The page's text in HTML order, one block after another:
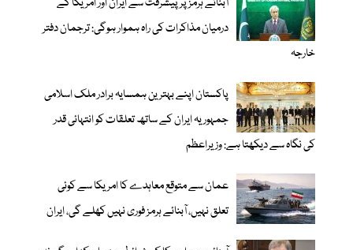
درمیان مذاکرات کی راہ ہموار ہوگی: ترجمان دفتر
خارجہ
پاکستان اپنے بہترین ہمسایہ برادر ملک اسلامی
جمہوریہ ایران کے ساتھ تعلقات کو انتہائی قدر
کی نگاہ سے دیکھتا ہے: وزیراعظم
عمان سے متوقع معاہدے کا امریکا سے کوئی
تعلق نہیں، آبنائے ہرمز فوری نہیں کھلے گی، ایران